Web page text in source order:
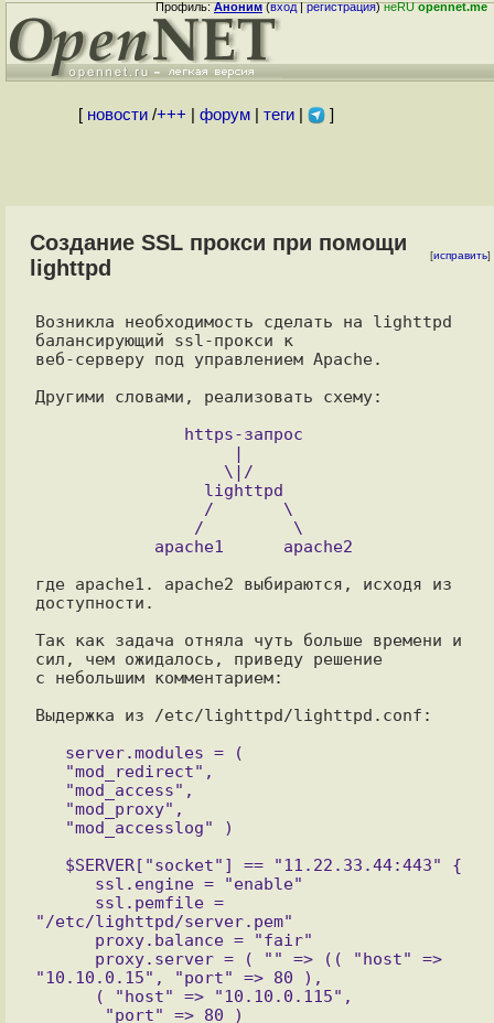
Профиль:Аноним(вход|регистрация)неRUopennet.me
[ новости/+++ форум| теги| ]
Создание SSL прокси при помощи
lighttpd
[исправить]
Возникла необходимость сделать на lighttpd
балансирующий ssl-прокси к
веб-серверу под управлением Apache.
Другими словами, реализовать схему:
где apache1. apache2 выбираются, исходя из
доступности.
Так как задача отняла чуть больше времени и
сил, чем ожидалось, приведу решение
с небольшим комментарием:
"/etc/lighttpd/server.pem"
"10.10.0.15", "port" => 80 ),